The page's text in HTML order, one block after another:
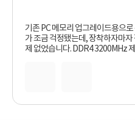
기존 PC 메모리 업그레이드용으
가 조금 걱정됐는데, 장착하자마
제 없었습니다. DDR4 3200MHz 제품이라 일반 사무용이나 인터넷,